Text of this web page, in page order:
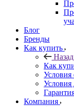
Блог
Бренды
Как купить
Назад
Как
Условия
Условия
Компания